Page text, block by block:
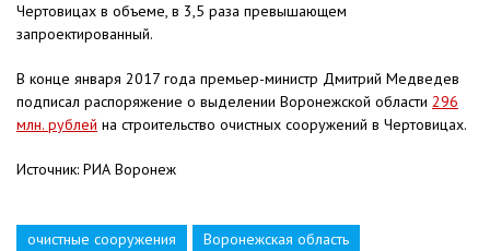
Чертовицах в объеме, в 3,5 раза превышающем
запроектированный.
В конце января 2017 года премьер-министр Дмитрий Медведев
подписал распоряжение о выделении Воронежской области 296
млн. рублей на строительство очистных сооружений в Чертовицах.
Источник: РИА Воронеж
очистные сооружения Воронежская область